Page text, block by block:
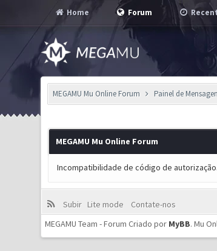
Home Forum
MEGAMU Mu Online Forum Painel de
MEGAMU Mu Online Forum
Incompatibilidade de código de
Subir Lite mode
Contate-nos
MEGAMU Team - Forum Criado por MyBB.Mu